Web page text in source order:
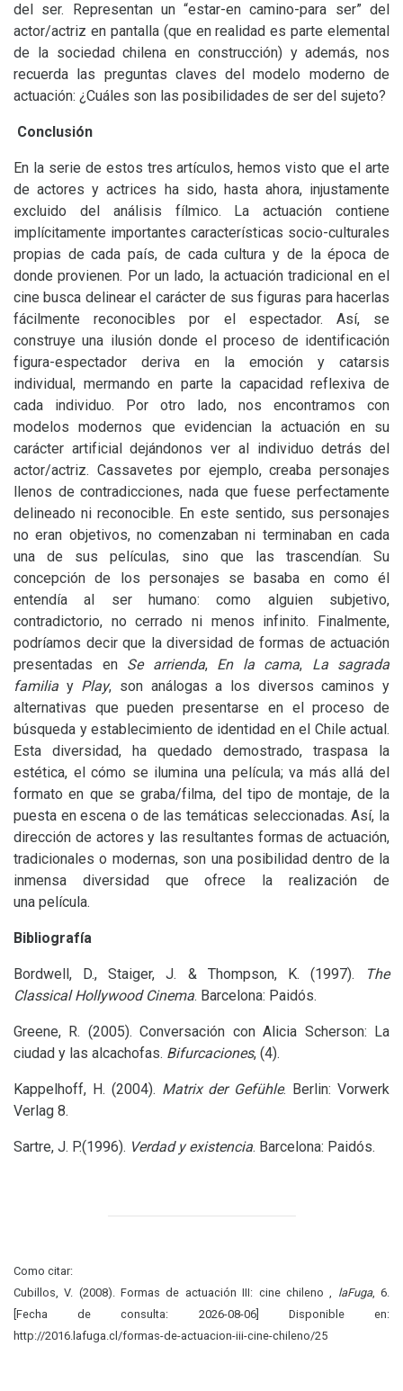
del ser. Representan un “estar-en camino-para ser” del
actor/actriz en pantalla (que en realidad es parte elemental
de la sociedad chilena en construcción) y además, nos
recuerda las preguntas claves del modelo moderno de
actuación: ¿Cuáles son las posibilidades de ser del sujeto?
Conclusión
En la serie de estos tres artículos, hemos visto que el arte
de actores y actrices ha sido, hasta ahora, injustamente
excluido del análisis fílmico. La actuación contiene
implícitamente importantes características socio-culturales
propias de cada país, de cada cultura y de la época de
donde provienen. Por un lado, la actuación tradicional en el
cine busca delinear el carácter de sus figuras para hacerlas
fácilmente reconocibles por el espectador. Así, se
construye una ilusión donde el proceso de identificación
figura-espectador deriva en la emoción y catarsis
individual, mermando en parte la capacidad reflexiva de
cada individuo. Por otro lado, nos encontramos con
modelos modernos que evidencian la actuación en su
carácter artificial dejándonos ver al individuo detrás del
actor/actriz. Cassavetes por ejemplo, creaba personajes
llenos de contradicciones, nada que fuese perfectamente
delineado ni reconocible. En este sentido, sus personajes
no eran objetivos, no comenzaban ni terminaban en cada
una de sus películas, sino que las trascendían. Su
concepción de los personajes se basaba en como él
entendía al ser humano: como alguien subjetivo,
contradictorio, no cerrado ni menos infinito. Finalmente,
podríamos decir que la diversidad de formas de actuación
presentadas en Se arrienda, En la cama, La sagrada
familia y Play, son análogas a los diversos caminos y
alternativas que pueden presentarse en el proceso de
búsqueda y establecimiento de identidad en el Chile actual.
Esta diversidad, ha quedado demostrado, traspasa la
estética, el cómo se ilumina una película; va más allá del
formato en que se graba/filma, del tipo de montaje, de la
puesta en escena o de las temáticas seleccionadas. Así, la
dirección de actores y las resultantes formas de actuación,
tradicionales o modernas, son una posibilidad dentro de la
inmensa diversidad que ofrece la realización de
una película.
Bibliografía
Bordwell, D., Staiger, J. &Thompson, K. (1997).
The
Classical Hollywood Cinema. Barcelona: Paidós.
Greene, R. (2005). Conversación conAlicia Scherson: La
ciudad y las alcachofas. Bifurcaciones, (4).
Kappelhoff, H. (2004). Matrix der Gefühle. Berlin: Vorwerk
Verlag 8.
Sartre, J. P.(1996). Verdad y existencia. Barcelona: Paidós.
Como citar:
Cubillos, V. (2008). Formas de actuación III: cine chileno , laFuga, 6.
[Fecha de consulta: 2026-08-06] Disponible en:
http://2016.lafuga.cl/formas-de-actuacion-iii-cine-chileno/25